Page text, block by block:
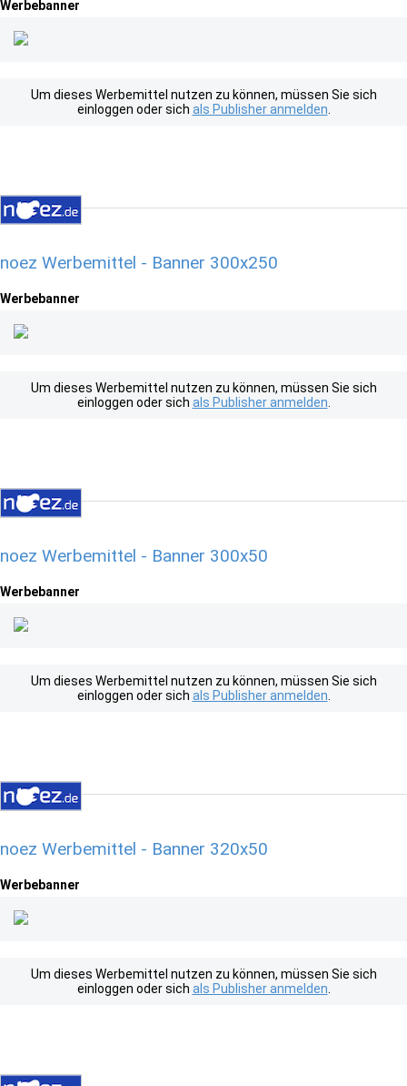
Werbebanner
Um dieses Werbemittel nutzen zu können, müssen Sie sich
einloggen oder sich als Publisher anmelden
noez Werbemittel - Banner 300x250
Werbebanner
Um dieses Werbemittel nutzen zu können, müssen Sie sich
einloggen oder sich als Publisher anmelden
noez Werbemittel - Banner 300x50
Werbebanner
Um dieses Werbemittel nutzen zu können, müssen Sie sich
einloggen oder sich als Publisher anmelden
noez Werbemittel - Banner 320x50
Werbebanner
Um dieses Werbemittel nutzen zu können, müssen Sie sich
einloggen oder sich als Publisher anmelden